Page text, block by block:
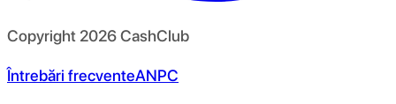
Copyright 2026CashClub
Întrebări frecventeANPC